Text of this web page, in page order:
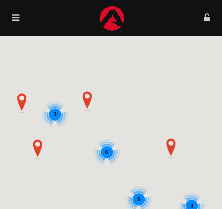
6
5
3
3